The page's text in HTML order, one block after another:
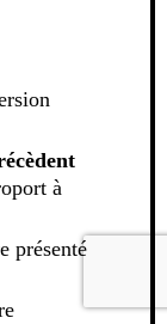
à
présenté